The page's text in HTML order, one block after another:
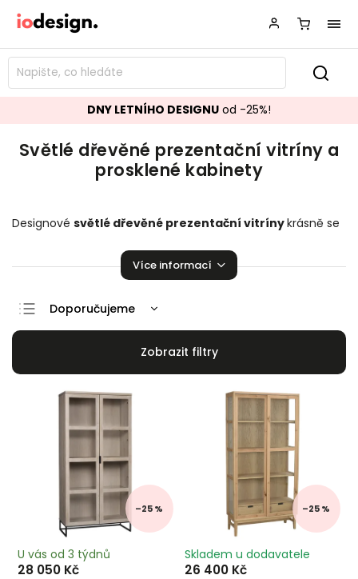
DNY LETNÍHO DESIGNU od -25%!
Světlé dřevěné prezentační vitríny a
prosklené kabinety
Designové světlé dřevěné prezentační vitrínykrásně se
které zaručeně pozvednou úroveň vaší domácnosti!
Více informací
Doporučujeme
Nejlevnější
Abecedně
–25 %
U vás od 3 týdnů
28 050 Kč
–25 %
Skladem u dodavatele
26 400 Kč